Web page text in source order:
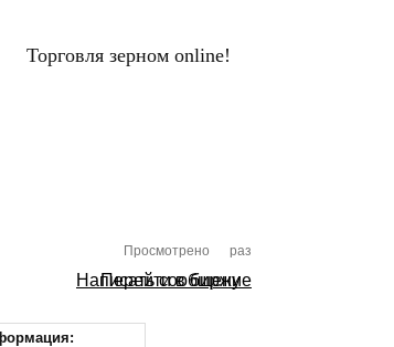
Торговля зерном online!
Просмотрено раз
Написать сообщение
Перейти в биржу